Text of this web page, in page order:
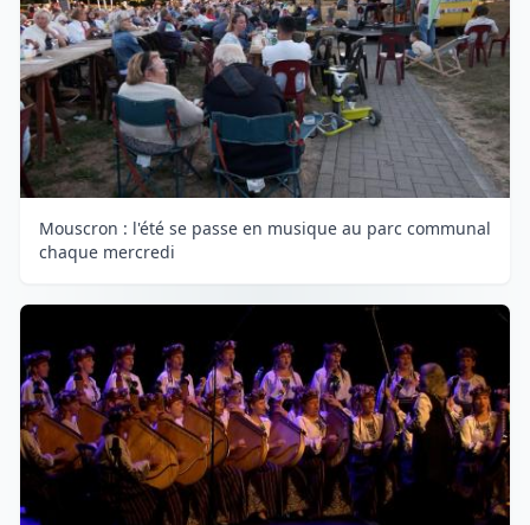
Mouscron : l'été se passe en musique au parc communal
chaque mercredi